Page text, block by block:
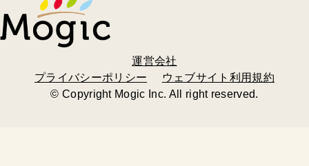
運営会社
プライバシーポリシー
ウェブサイト利用規約
© Copyright Mogic Inc. All right reserved.